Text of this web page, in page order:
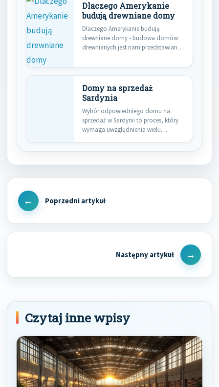
Dlaczego Amerykanie
budują drewniane domy
Dlaczego Amerykanie budują
drewniane domy - budowa domów
drewnianych jest nam przedstawiana
Domy na sprzedaż
Sardynia
Wybór odpowiedniego domu na
sprzedaż w Sardynii to proces, który
wymaga uwzględnienia wielu
Nawigacja
wpisu
Previous
Next
Post
Czytaj inne wpisy